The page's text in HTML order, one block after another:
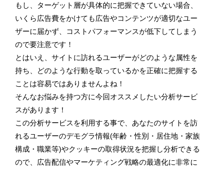
もし、ターゲット層が具体的に把握できていない場合、
いくら広告費をかけても広告やコンテンツが適切なユー
ザーに届かず、コストパフォーマンスが低下してしまう
ので要注意です！
とはいえ、サイトに訪れるユーザーがどのような属性を
持ち、どのような行動を取っているかを正確に把握する
ことは容易ではありませんよね！
そんなお悩みを持つ方に今回オススメしたい分析サービ
スがあります！
この分析サービスを利用する事で、あなたのサイトを訪
れるユーザーのデモグラ情報(年齢・性別・居住地・家族
構成・職業等)やクッキーの取得状況を把握し分析できる
ので、広告配信やマーケティング戦略の最適化に非常に